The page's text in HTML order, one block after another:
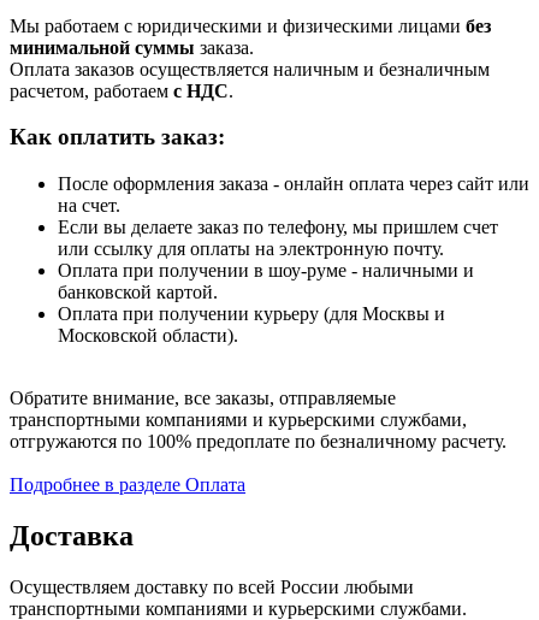
Мы работаем с юридическими и физическими лицами без
минимальной суммы заказа.
Оплата заказов осуществляется наличным и безналичным
расчетом, работаем с НДС.
Как оплатить заказ:
После оформления заказа - онлайн оплата через сайт или
на счет.
Если вы делаете заказ по телефону, мы пришлем счет
или ссылку для оплаты на электронную почту.
Оплата при получении в шоу-руме - наличными и
банковской картой.
Оплата при получении курьеру (для Москвы и
Московской области).
Обратите внимание, все заказы, отправляемые
транспортными компаниями и курьерскими службами,
отгружаются по 100% предоплате по безналичному расчету.
Подробнее в разделе Оплата
Доставка
Осуществляем доставку по всей России любыми
транспортными компаниями и курьерскими службами.